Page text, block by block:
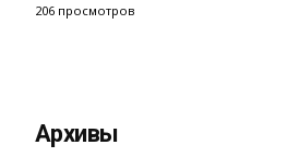
206 просмотров
Архивы